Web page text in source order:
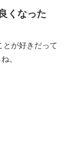
くなった
とが好きだって
。